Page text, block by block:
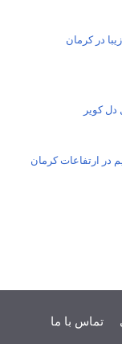
در کرمان
دل کویر
در ارتفاعات کرمان
تماس با ما